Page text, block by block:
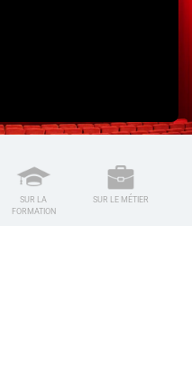
SUR LA
FORMATION
SUR LE MÉTIER